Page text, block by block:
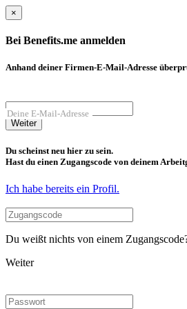
×
Bei Benefits.me anmelden
Anhand deiner Firmen-E-Mail-Adresse
Deine E-Mail-Adresse
Weiter
Du scheinst neu hier zu sein.
Hast du einen Zugangscode von deinem
Ich habe bereits ein Profil.
Du weißt nichts von einem
Weiter